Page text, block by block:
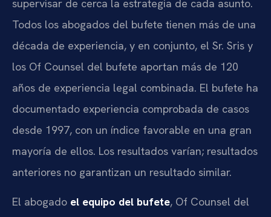
supervisar de cerca la estrategia de cada asunto.
Todos los abogados del bufete tienen más de una
década de experiencia, y en conjunto, el Sr. Sris y
los Of Counsel del bufete aportan más de 120
años de experiencia legal combinada. El bufete ha
documentado experiencia comprobada de casos
desde 1997, con un índice favorable en una gran
mayoría de ellos. Los resultados varían; resultados
anteriores no garantizan un resultado similar.
El abogado el equipo del bufete, Of Counsel del